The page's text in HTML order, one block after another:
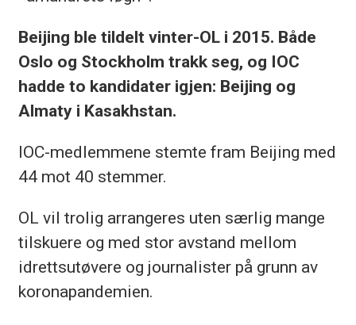
Beijing ble tildelt vinter-OL i 2015. Både
Oslo og Stockholm trakk seg, og IOC
hadde to kandidater igjen: Beijing og
Almaty i Kasakhstan.
IOC-medlemmene stemte fram Beijing med
44 mot 40 stemmer.
OL vil trolig arrangeres uten særlig mange
tilskuere og med stor avstand mellom
idrettsutøvere og journalister på grunn av
koronapandemien.